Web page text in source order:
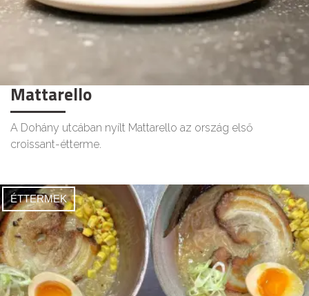
Mattarello
A Dohány utcában nyílt Mattarello az ország első
croissant-étterme.
ÉTTERMEK